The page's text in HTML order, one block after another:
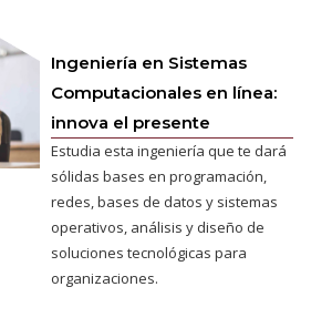
Ingeniería en Sistemas
Computacionales en línea:
innova el presente
Estudia esta ingeniería que te dará
sólidas bases en programación,
redes, bases de datos y sistemas
operativos, análisis y diseño de
soluciones tecnológicas para
organizaciones.